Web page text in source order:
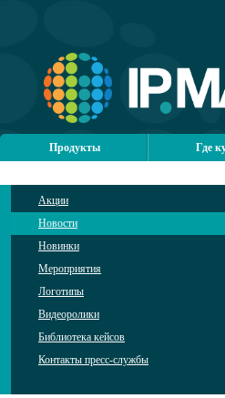
Продукты Где
Акции
Новости
Новинки
Мероприятия
Логотипы
Видеоролики
Библиотека кейсов
Контакты пресс-службы